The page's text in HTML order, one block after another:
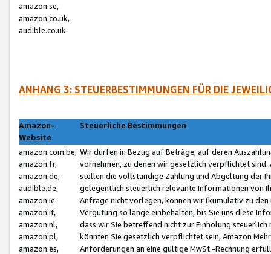
amazon.se,
amazon.co.uk,
audible.co.uk
ANHANG 3: STEUERBESTIMMUNGEN FÜR DIE
Amazon-
Website
Steuerliche Bestimmungen
amazon.com.be,
amazon.fr,
amazon.de,
audible.de,
amazon.ie
amazon.it,
amazon.nl,
amazon.pl,
amazon.es,
Wir dürfen in Bezug auf Beträge, auf deren
vornehmen, zu denen wir gesetzlich verpflichtet
stellen die vollständige Zahlung und Abgeltung der
gelegentlich steuerlich relevante Informationen von
Anfrage nicht vorlegen, können wir (kumulativ zu
Vergütung so lange einbehalten, bis Sie uns diese
dass wir Sie betreffend nicht zur Einholung
könnten Sie gesetzlich verpflichtet sein, Amazon
Anforderungen an eine gültige MwSt.-Rechnung